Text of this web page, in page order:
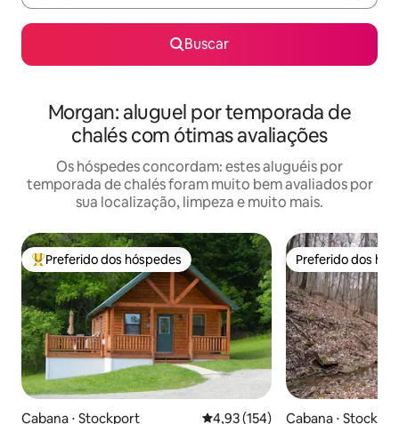
Buscar
Morgan: aluguel por temporada de
chalés com ótimas avaliações
Os hóspedes concordam: estes aluguéis por
temporada de chalés foram muito bem avaliados por
sua localização, limpeza e muito mais.
Entre os melhores preferidos dos hóspedes
Preferido dos hóspedes
Cabana ⋅ Stockport 4,93 de uma avaliação média de
4,93 (154)
Preferido dos
Preferido dos
Cabana ⋅